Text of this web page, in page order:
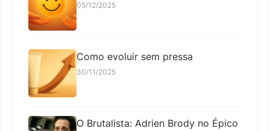
05/12/2025
Como evoluir sem pressa
30/11/2025
O Brutalista: Adrien Brody no Épico